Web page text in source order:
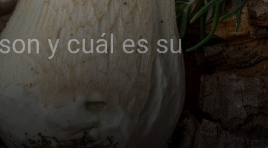
y cuál es su